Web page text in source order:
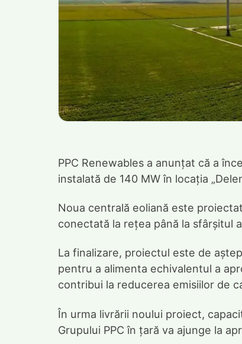
PPC Renewables a anunțat că a
instalată de 140 MW în locația
Noua centrală eoliană este
conectată la rețea până la sfârșitul
La finalizare, proiectul este de
pentru a alimenta echivalentul a
contribui la reducerea emisiilor de
În urma livrării noului proiect,
Grupului PPC în țară va ajunge la